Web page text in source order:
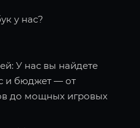
у нас?
У нас вы найдете
и бюджет — от
до мощных игровых